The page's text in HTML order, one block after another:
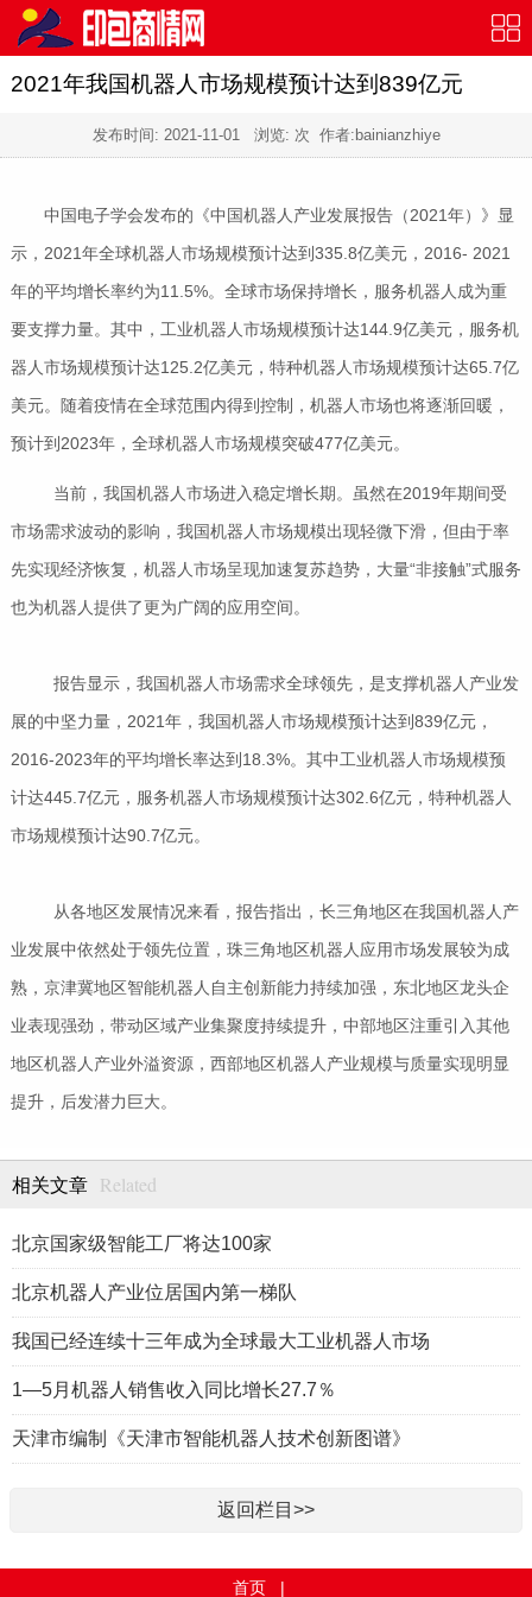
2021年我国机器人市场规模预计达到839亿元
发布时间: 2021-11-01 浏览: 次 作者:bainianzhiye
中国电子学会发布的《中国机器人产业发展报告（2021年）》显
示，2021年全球机器人市场规模预计达到335.8亿美元，2016- 2021
年的平均增长率约为11.5%。全球市场保持增长，服务机器人成为重
要支撑力量。其中，工业机器人市场规模预计达144.9亿美元，服务机
器人市场规模预计达125.2亿美元，特种机器人市场规模预计达65.7亿
美元。随着疫情在全球范围内得到控制，机器人市场也将逐渐回暖，
预计到2023年，全球机器人市场规模突破477亿美元。
当前，我国机器人市场进入稳定增长期。虽然在2019年期间受
市场需求波动的影响，我国机器人市场规模出现轻微下滑，但由于率
先实现经济恢复，机器人市场呈现加速复苏趋势，大量“非接触”式服务
也为机器人提供了更为广阔的应用空间。
报告显示，我国机器人市场需求全球领先，是支撑机器人产业发
展的中坚力量，2021年，我国机器人市场规模预计达到839亿元，
2016-2023年的平均增长率达到18.3%。其中工业机器人市场规模预
计达445.7亿元，服务机器人市场规模预计达302.6亿元，特种机器人
市场规模预计达90.7亿元。
从各地区发展情况来看，报告指出，长三角地区在我国机器人产
业发展中依然处于领先位置，珠三角地区机器人应用市场发展较为成
熟，京津冀地区智能机器人自主创新能力持续加强，东北地区龙头企
业表现强劲，带动区域产业集聚度持续提升，中部地区注重引入其他
地区机器人产业外溢资源，西部地区机器人产业规模与质量实现明显
提升，后发潜力巨大。
相关文章 Related
北京国家级智能工厂将达100家
北京机器人产业位居国内第一梯队
我国已经连续十三年成为全球最大工业机器人市场
1—5月机器人销售收入同比增长27.7％
天津市编制《天津市智能机器人技术创新图谱》
返回栏目>>
首页 |